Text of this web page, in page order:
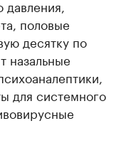
половые
десятку по
назальные
для системного